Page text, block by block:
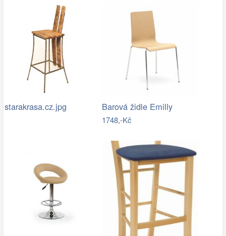
starakrasa.cz.jpg Barová židle Emilly
1748,-Kč